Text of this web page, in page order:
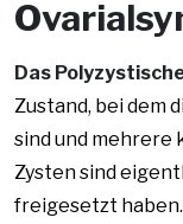
Das
Zustand, bei dem
sind und mehrere
Zysten sind
freigesetzt